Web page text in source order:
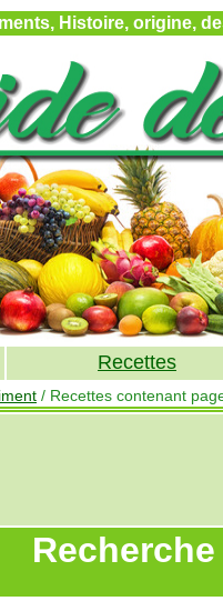
Histoire, origine,
Recettes
/ Recettes contenant